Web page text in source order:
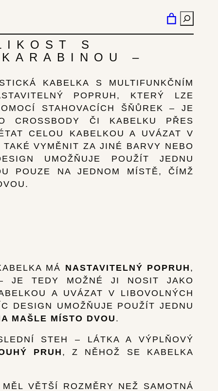
S
–
KABELKA S MULTIFUNKČNÍM
POPRUH, KTERÝ LZE
STAHOVACÍCH ŠŇŮREK – JE
CROSSBODY ČI KABELKU PŘES
CELOU KABELKOU A UVÁZAT V
VYMĚNIT ZA JINÉ BARVY NEBO
UMOŽŇUJE POUŽÍT JEDNU
POUZE NA JEDNOM MÍSTĚ, ČÍMŽ
MÁ NASTAVITELNÝ POPRUH ,
– JE TEDY MOŽNÉ JI NOSIT JAKO
A UVÁZAT V LIBOVOLNÝCH
DESIGN UMOŽŇUJE POUŽÍT JEDNU
MAŠLE MÍSTO DVOU .
STEH – LÁTKA A VÝPLŇOVÝ
PRUH , Z NĚHOŽ SE KABELKA
VĚTŠÍ ROZMĚRY NEŽ SAMOTNÁ